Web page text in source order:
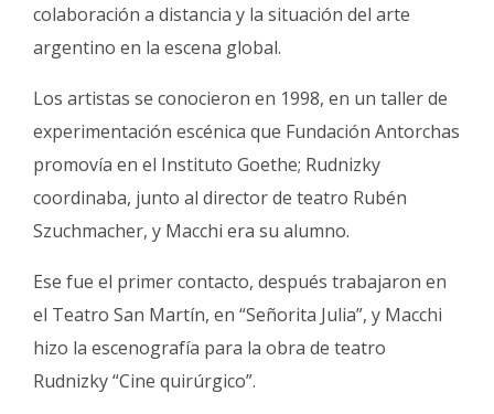
colaboración a distancia y la situación del arte
argentino en la escena global.
Los artistas se conocieron en 1998, en un taller de
experimentación escénica que Fundación Antorchas
promovía en el Instituto Goethe; Rudnizky
coordinaba, junto al director de teatro Rubén
Szuchmacher, y Macchi era su alumno.
Ese fue el primer contacto, después trabajaron en
el Teatro San Martín, en “Señorita Julia”, y Macchi
hizo la escenografía para la obra de teatro
Rudnizky “Cine quirúrgico”.